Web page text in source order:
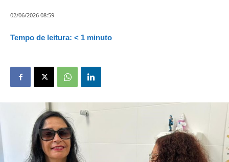
02/06/2026 08:59
Tempo de leitura: < 1 minuto